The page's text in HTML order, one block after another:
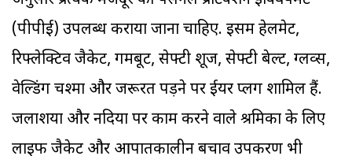
(पीपीई) उपलब्ध कराया जाना चाहिए. इसमें हेलमेट,
रिफ्लेक्टिव जैकेट, गमबूट, सेफ्टी शूज, सेफ्टी बेल्ट, ग्लव्स,
वेल्डिंग चश्मा और जरूरत पड़ने पर ईयर प्लग शामिल हैं.
जलाशयों और नदियों पर काम करने वाले श्रमिकों के लिए
लाइफ जैकेट और आपातकालीन बचाव उपकरण भी